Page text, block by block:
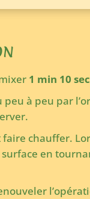
1 min 10
peu à peu par
chauffer.
en